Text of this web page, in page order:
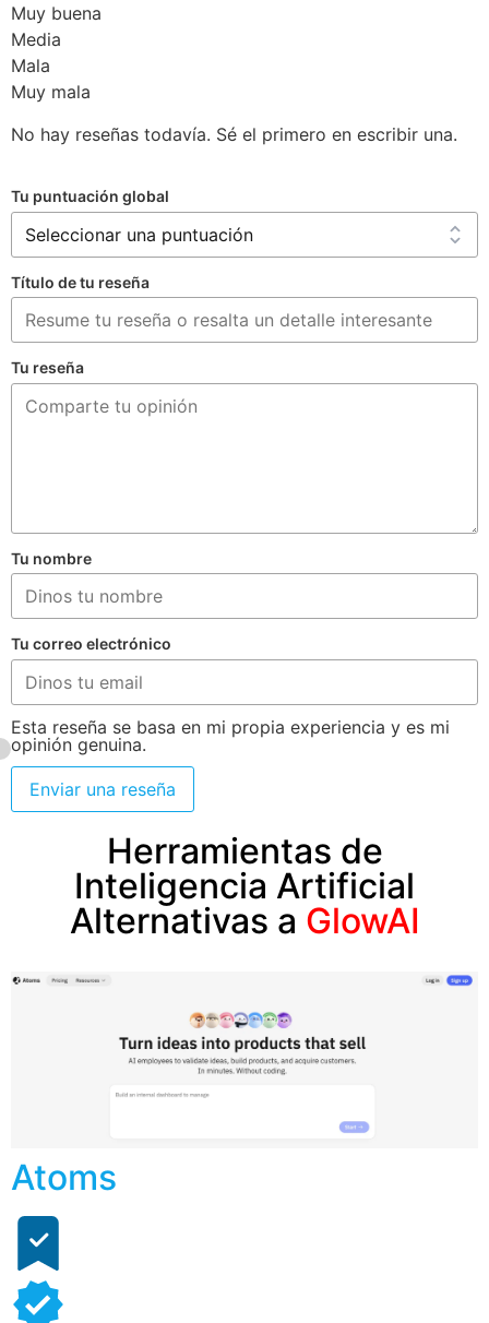
Muy buena
Media
Mala
Muy mala
No hay reseñas todavía. Sé el primero en escribir una.
Tu puntuación global
Título de tu reseña
Tu reseña
Tu nombre
Tu correo electrónico
Esta reseña se basa en mi propia experiencia y es mi
opinión genuina.
Enviar una reseña
Herramientas de
Inteligencia Artificial
Alternativas a GlowAI
Atoms